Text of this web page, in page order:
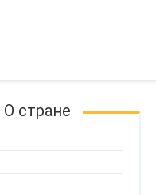
О стране